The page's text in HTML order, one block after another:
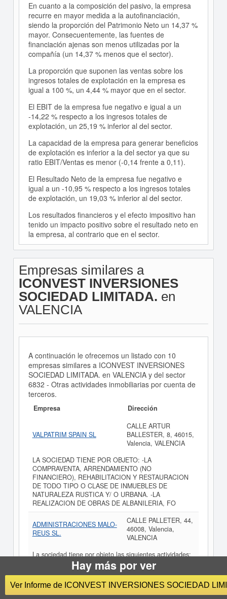
En cuanto a la composición del pasivo, la empresa
recurre en mayor medida a la autofinanciación,
siendo la proporción del Patrimonio Neto un 14,37 %
mayor. Consecuentemente, las fuentes de
financiación ajenas son menos utilizadas por la
compañía (un 14,37 % menos que el sector).
La proporción que suponen las ventas sobre los
ingresos totales de explotación en la empresa es
igual a 100 %, un 4,44 % mayor que en el sector.
El EBIT de la empresa fue negativo e igual a un
-14,22 % respecto a los ingresos totales de
explotación, un 25,19 % inferior al del sector.
La capacidad de la empresa para generar beneficios
de explotación es inferior a la del sector ya que su
ratio EBIT/Ventas es menor (-0,14 frente a 0,11).
El Resultado Neto de la empresa fue negativo e
igual a un -10,95 % respecto a los ingresos totales
de explotación, un 19,03 % inferior al del sector.
Los resultados financieros y el efecto impositivo han
tenido un impacto positivo sobre el resultado neto en
la empresa, al contrario que en el sector.
Empresas similares a
ICONVEST INVERSIONES
SOCIEDAD LIMITADA. en
VALENCIA
A continuación le ofrecemos un listado con 10
empresas similares a ICONVEST INVERSIONES
SOCIEDAD LIMITADA. en VALENCIA y del sector
6832 - Otras actividades inmobiliarias por cuenta de
terceros.
Empresa Dirección
VALPATRIM SPAIN SL
CALLE ARTUR
BALLESTER, 8, 46015,
Valencia, VALENCIA
LA SOCIEDAD TIENE POR OBJETO: -LA
COMPRAVENTA, ARRENDAMIENTO (NO
FINANCIERO), REHABILITACION Y RESTAURACION
DE TODO TIPO O CLASE DE INMUEBLES DE
NATURALEZA RUSTICA Y/ O URBANA. -LA
REALIZACION DE OBRAS DE ALBANILERIA, FO
ADMINISTRACIONES MALO-
REUS SL.
CALLE PALLETER, 44,
46008, Valencia,
VALENCIA
La sociedad tiene por objeto las siguientes actividades:
Administracion deinmuebles, mediacion en operaciones
inmobiliarias, tasaciones, asesoramiento financiero y
urbanistico. Las actividades integrantes del objeto social
podran ser desarrolladas, total o parcialmente, de forma
Hay más por ver
Ver Informe de ICONVEST INVERSIONES SOCIEDAD